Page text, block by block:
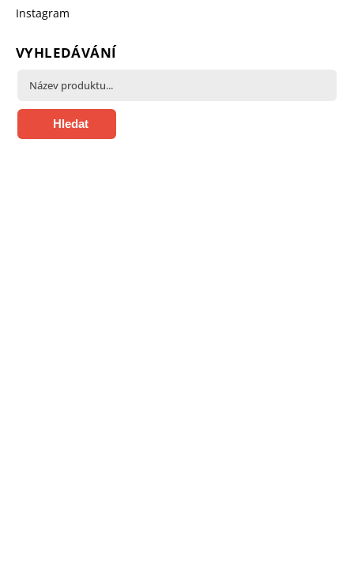
Instagram
VYHLEDÁVÁNÍ
Hledat